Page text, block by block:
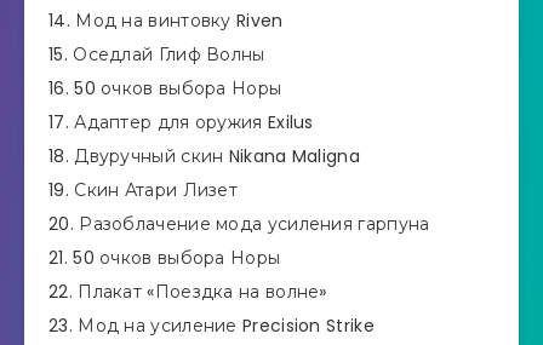
14. Мод на винтовку Riven
15. Оседлай Глиф Волны
16. 50 очков выбора Норы
17. Адаптер для оружия Exilus
18. Двуручный скин Nikana Maligna
19. Скин Атари Лизет
20. Разоблачение мода усиления гарпуна
21. 50 очков выбора Норы
22. Плакат «Поездка на волне»
23. Мод на усиление Precision Strike